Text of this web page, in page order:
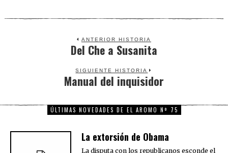
ANTERIOR HISTORIA
Previous
Del Che a Susanita
SIGUIENTE HISTORIA
Next
post:
Manual del inquisidor
ÚLTIMAS NOVEDADES DE EL AROMO Nº 75
La extorsión de Obama
La disputa con los republicanos esconde el